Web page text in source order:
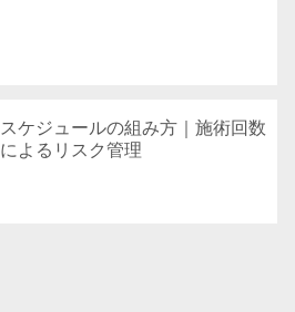
スケジュールの組み方｜施術回数
によるリスク管理